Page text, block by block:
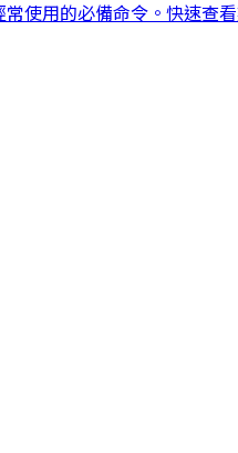
使用的必備命令。快速查